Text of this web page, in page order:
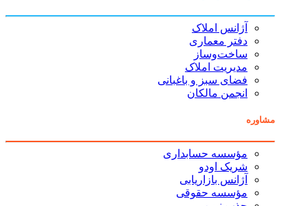
آژانس املاک
دفتر معماری
ساخت‌وساز
مدیریت املاک
فضای سبز و باغبانی
انجمن مالکان
مشاوره
مؤسسه حسابداری
شریک اودو
آژانس بازاریابی
مؤسسه حقوقی